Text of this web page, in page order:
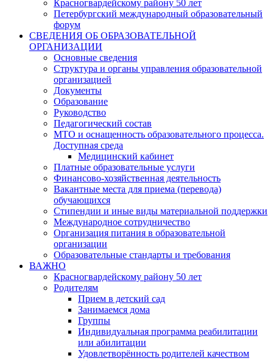
Красногвардейскому району 50 лет
Петербургский международный образовательный
форум
СВЕДЕНИЯ ОБ ОБРАЗОВАТЕЛЬНОЙ
ОРГАНИЗАЦИИ
Основные сведения
Структура и органы управления образовательной
организацией
Документы
Образование
Руководство
Педагогический состав
МТО и оснащенность образовательного процесса.
Доступная среда
Медицинский кабинет
Платные образовательные услуги
Финансово-хозяйственная деятельность
Вакантные места для приема (перевода)
обучающихся
Стипендии и иные виды материальной поддержки
Международное сотрудничество
Организация питания в образовательной
организации
Образовательные стандарты и требования
ВАЖНО
Красногвардейскому району 50 лет
Родителям
Прием в детский сад
Занимаемся дома
Группы
Индивидуальная программа реабилитации
или абилитации
Удовлетворённость родителей качеством